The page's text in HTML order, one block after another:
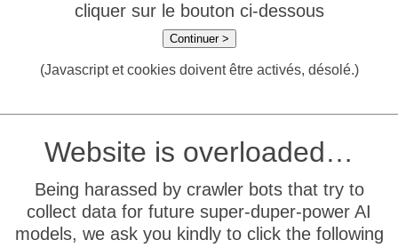
cliquer sur le bouton ci-dessous
Continuer >
(Javascript et cookies doivent être activés, désolé.)
Website is overloaded…
Being harassed by crawler bots that try to
collect data for future super-duper-power AI
models, we ask you kindly to click the following